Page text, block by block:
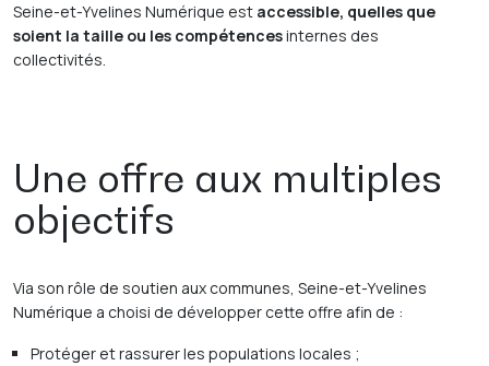
Seine-et-Yvelines Numérique est accessible, quelles que
soient la taille ou les compétencesinternes des
collectivités.
Une offre aux multiples
objectifs
Via son rôle de soutien aux communes, Seine-et-Yvelines
Numérique a choisi de développer cette offre afin de :
Protéger et rassurer les populations locales ;